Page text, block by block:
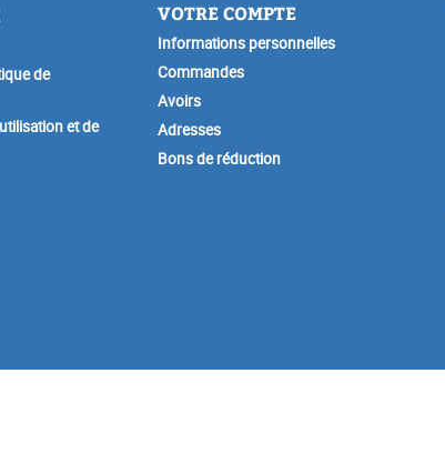
de
et de
VOTRE COMPTE
Informations personnelles
Commandes
Avoirs
Adresses
Bons de réduction